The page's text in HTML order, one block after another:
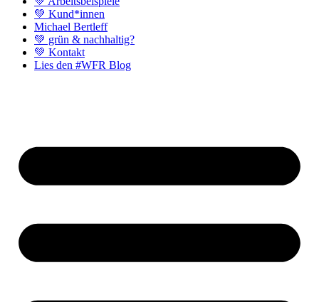
💚 Kund*innen
Michael Bertleff
💚 grün & nachhaltig?
💚 Kontakt
Lies den #WFR Blog